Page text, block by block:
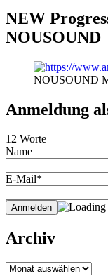
NEW
NOUSOUND
NOUSOUND
Anmeldung
12 Worte
Name
E-Mail*
Archiv
Archiv